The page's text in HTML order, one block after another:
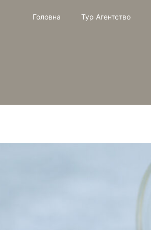
Головна Тур Агентство